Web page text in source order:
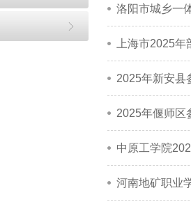
洛阳市城乡一
上海市2025
2025年新安县
2025年偃师区
中原工学院
河南地矿职业